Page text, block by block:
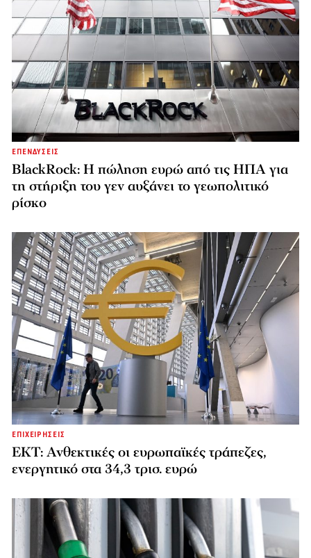
ΕΠΕΝΔΥΣΕΙΣ
BlackRock: Η πώληση ευρώ από τις ΗΠΑ για
τη στήριξη του γεν αυξάνει το γεωπολιτικό
ρίσκο
ΕΠΙΧΕΙΡΗΣΕΙΣ
ΕΚΤ: Ανθεκτικές οι ευρωπαϊκές τράπεζες,
ενεργητικό στα 34,3 τρισ. ευρώ